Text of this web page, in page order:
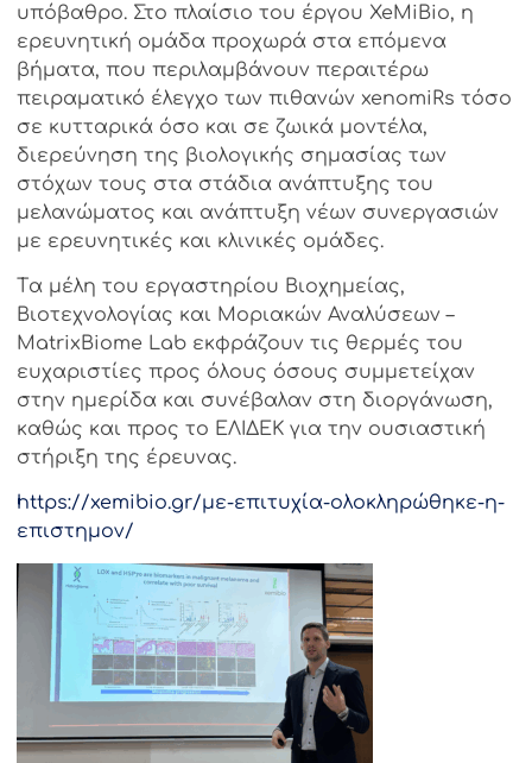
υπόβαθρο. Στο πλαίσιο του έργου XeMiBio, η
ερευνητική ομάδα προχωρά στα επόμενα
βήματα, που περιλαμβάνουν περαιτέρω
πειραματικό έλεγχο των πιθανών xenomiRs τόσο
σε κυτταρικά όσο και σε ζωικά μοντέλα,
διερεύνηση της βιολογικής σημασίας των
στόχων τους στα στάδια ανάπτυξης του
μελανώματος και ανάπτυξη νέων συνεργασιών
με ερευνητικές και κλινικές ομάδες.
Τα μέλη του εργαστηρίου Βιοχημείας,
Βιοτεχνολογίας και Μοριακών Αναλύσεων –
MatrixBiome Lab εκφράζουν τις θερμές του
ευχαριστίες προς όλους όσους συμμετείχαν
στην ημερίδα και συνέβαλαν στη διοργάνωση,
καθώς και προς το ΕΛΙΔΕΚ για την ουσιαστική
στήριξη της έρευνας.
https://xemibio.gr/με-επιτυχία-ολοκληρώθηκε-η-
επιστημον/